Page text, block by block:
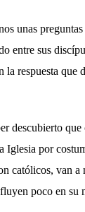
unas
entre sus
respuesta que
descubierto
por
católicos, van
poco en su